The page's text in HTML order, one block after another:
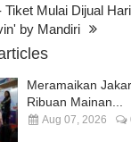
Tiket Mulai Dijual
by Mandiri
Meramaikan
Ribuan Mainan...
Aug 07, 2026